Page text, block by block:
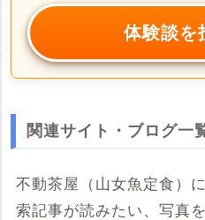
体験談を
関連サイト・ブログ一
不動茶屋（山女魚定食）
索記事が読みたい、写真